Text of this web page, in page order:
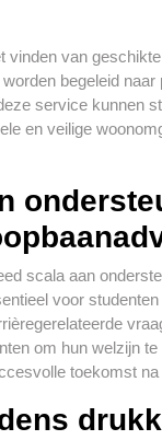
vinden van
begeleid naar
service kunnen
en veilige
scala aan
voor
om hun welzijn
toekomst na